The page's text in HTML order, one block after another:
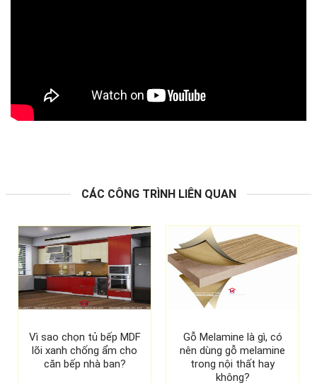
CÁC CÔNG TRÌNH LIÊN QUAN
Vì sao chọn tủ bếp MDF
lõi xanh chống ẩm cho
căn bếp nhà ban?
Gỗ Melamine là gì, có
nên dùng gỗ melamine
trong nội thất hay
không?